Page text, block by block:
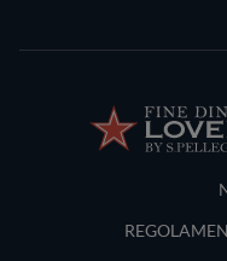
Terms and